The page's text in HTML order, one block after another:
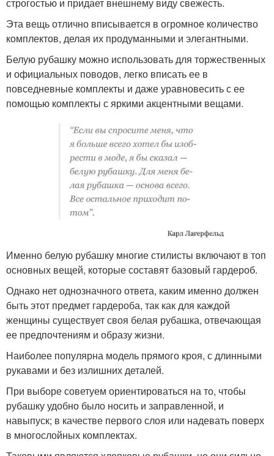
Эта вещь отлично вписывается в огромное количество
комплектов, делая их продуманными и элегантными.
Белую рубашку можно использовать для торжественных
и официальных поводов, легко вписать ее в
повседневные комплекты и даже уравновесить с ее
помощью комплекты с яркими акцентными вещами.
Именно белую рубашку многие стилисты включают в топ
основных вещей, которые составят базовый гардероб.
Однако нет однозначного ответа, каким именно должен
быть этот предмет гардероба, так как для каждой
женщины существует своя белая рубашка, отвечающая
ее предпочтениям и образу жизни.
Наиболее популярна модель прямого кроя, с длинными
рукавами и без излишних деталей.
При выборе советуем ориентироваться на то, чтобы
рубашку удобно было носить и заправленной, и
навыпуск; в качестве первого слоя или надевать поверх
в многослойных комплектах.